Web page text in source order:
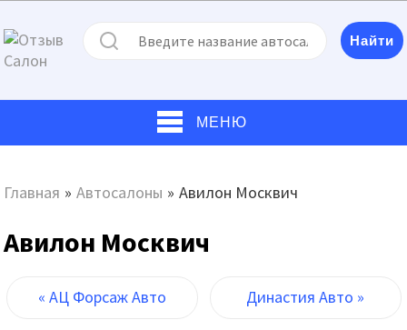
МЕНЮ
Главная » Автосалоны » Авилон Москвич
Авилон Москвич
« АЦ Форсаж Авто Династия Авто »